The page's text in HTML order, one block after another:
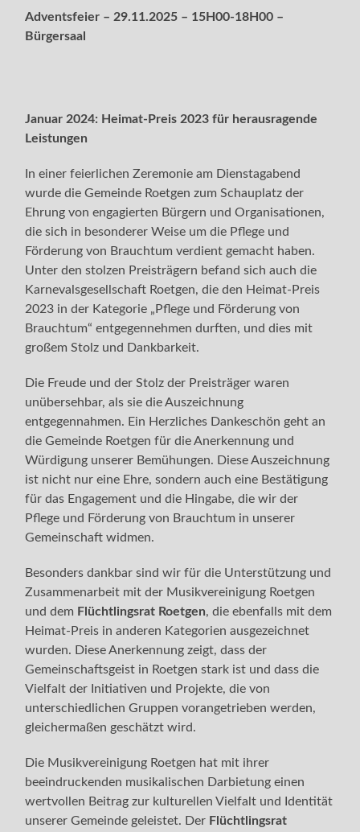
Adventsfeier – 29.11.2025 – 15H00-18H00 –
Bürgersaal
Januar 2024: Heimat-Preis 2023 für herausragende
Leistungen
In einer feierlichen Zeremonie am Dienstagabend
wurde die Gemeinde Roetgen zum Schauplatz der
Ehrung von engagierten Bürgern und Organisationen,
die sich in besonderer Weise um die Pflege und
Förderung von Brauchtum verdient gemacht haben.
Unter den stolzen Preisträgern befand sich auch die
Karnevalsgesellschaft Roetgen, die den Heimat-Preis
2023 in der Kategorie „Pflege und Förderung von
Brauchtum“ entgegennehmen durften, und dies mit
großem Stolz und Dankbarkeit.
Die Freude und der Stolz der Preisträger waren
unübersehbar, als sie die Auszeichnung
entgegennahmen. Ein Herzliches Dankeschön geht an
die Gemeinde Roetgen für die Anerkennung und
Würdigung unserer Bemühungen. Diese Auszeichnung
ist nicht nur eine Ehre, sondern auch eine Bestätigung
für das Engagement und die Hingabe, die wir der
Pflege und Förderung von Brauchtum in unserer
Gemeinschaft widmen.
Besonders dankbar sind wir für die Unterstützung und
Zusammenarbeit mit der Musikvereinigung Roetgen
und dem Flüchtlingsrat Roetgen, die ebenfalls mit dem
Heimat-Preis in anderen Kategorien ausgezeichnet
wurden. Diese Anerkennung zeigt, dass der
Gemeinschaftsgeist in Roetgen stark ist und dass die
Vielfalt der Initiativen und Projekte, die von
unterschiedlichen Gruppen vorangetrieben werden,
gleichermaßen geschätzt wird.
Die Musikvereinigung Roetgen hat mit ihrer
beeindruckenden musikalischen Darbietung einen
wertvollen Beitrag zur kulturellen Vielfalt und Identität
unserer Gemeinde geleistet. Der Flüchtlingsrat